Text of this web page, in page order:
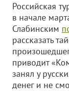
Российская
в начале
Слабинским
рассказать
приводит
занял у
денег и не